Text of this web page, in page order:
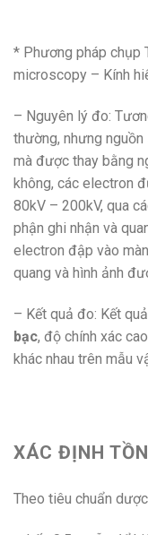
* Phương pháp chụp
microscopy – Kính
– Nguyên lý đo:
thường, nhưng
mà được thay bằng
không, các electron
80kV – 200kV, qua
phận ghi nhận và
electron đập vào
quang và hình ảnh
– Kết quả đo: Kết
bạc, độ chính xác
khác nhau trên mẫu
XÁC ĐỊNH
Theo tiêu chuẩn